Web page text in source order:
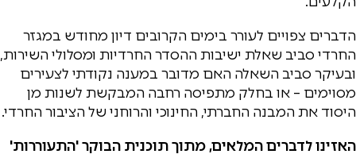
הדברים צפויים לעורר בימים הקרובים דיון מחודש במגזר
החרדי סביב שאלת ישיבות ההסדר החרדיות ומסלולי השירות,
ובעיקר סביב השאלה האם מדובר במענה נקודתי לצעירים
מסוימים – או בחלק מתפיסה רחבה המבקשת לשנות מן
היסוד את המבנה החברתי, החינוכי והרוחני של הציבור החרדי.
האזינו לדברים המלאים, מתוך תוכנית הבוקר 'התעוררות'